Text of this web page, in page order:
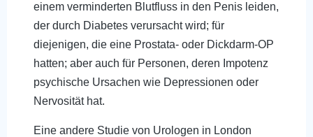
einem verminderten Blutfluss in den Penis leiden,
der durch Diabetes verursacht wird; für
diejenigen, die eine Prostata- oder Dickdarm-OP
hatten; aber auch für Personen, deren Impotenz
psychische Ursachen wie Depressionen oder
Nervosität hat.
Eine andere Studie von Urologen in London